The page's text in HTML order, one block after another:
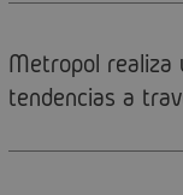
Metropol realiza
tendencias a